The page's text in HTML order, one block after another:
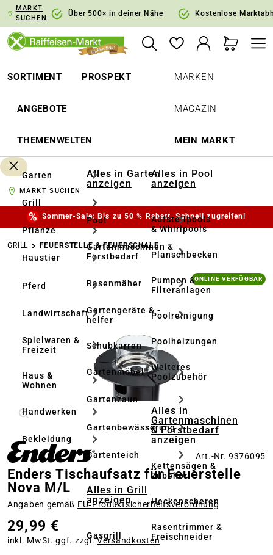
Zur Hauptnavigation springen
MARKT
SUCHEN
Über 500× in deiner Nähe Kostenlose
SORTIMENT PROSPEKT
ANGEBOTE
THEMENWELTEN
MARKEN
MAGAZIN
MEIN MARKT
Garten
Grill
Pflanze
Haustier
Pferd
Landwirtschaft
Spielwaren &
Freizeit
Haus &
Wohnen
Handwerken
Bekleidung
Alles in Garten
anzeigen
Pool
Gartenmaschinen &
Forstbedarf
Rasenmäher
Gartengeräte & -
helfer
Schubkarren
Gartenmöbel
Gartenzaun
Gartenbewässerung
Gartenteich
Alles in Grill
anzeigen
Gasgrill
Alles in Pool
anzeigen
Aufstellpools
& Whirlpools
Planschbecken
Pumpen &
Filteranlagen
Poolreinigung
Poolheizungen
Weiteres
Poolzubehör
Alles in
Gartenmaschinen
& Forstbedarf
anzeigen
Kettensägen &
Zubehör
Heckenscheren
Rasentrimmer &
Freischneider
MARKT SUCHEN
Sommer-Sale: Bis zu 50 % Rabatt. Schnell zugreifen!
GRILL FEUERSTELLE & FEUERSCHALE
Bildergalerie überspringen ONLINE VERFÜGBAR
Art.-Nr. 9376095
Enders Tischaufsatz für Feuerstelle
Nova M/L
Angaben gemäß EU‑Produktsicherheitsverordnung
29,99 €
inkl. MwSt. ggf. zzgl.Versandkosten